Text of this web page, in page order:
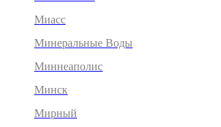
Миасс
Минеральные Воды
Миннеаполис
Минск
Мирный